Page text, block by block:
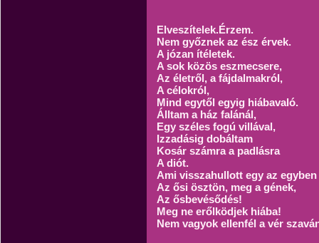
Elveszítelek.Érzem.
Nem győznek az ész érvek.
A józan ítéletek.
A sok közös eszmecsere,
Az életről, a fájdalmakról,
A célokról,
Mind egytől egyig hiábavaló.
Álltam a ház falánál,
Egy széles fogú villával,
Izzadásig dobáltam
Kosár számra a padlásra
A diót.
Ami visszahullott egy az egyben
Az ősi ösztön, meg a gének,
Az ősbevésődés!
Meg ne erőlködjek hiába!
Nem vagyok ellenfél a vér